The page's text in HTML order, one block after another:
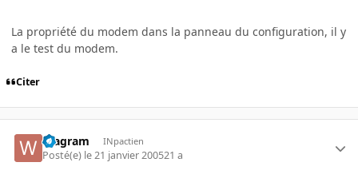
La propriété du modem dans la panneau du configuration, il y
a le test du modem.
Citer
Wagram INpactien
Posté(e) le 21 janvier 200521 a